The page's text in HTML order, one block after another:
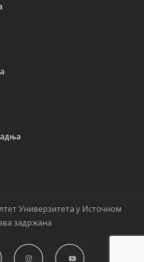
Универзитета у Источном
задржана